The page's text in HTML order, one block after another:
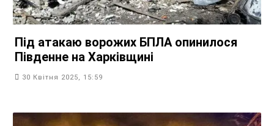
Під атакаю ворожих БПЛА опинилося
Південне на Харківщині
30 Квітня 2025, 15:59